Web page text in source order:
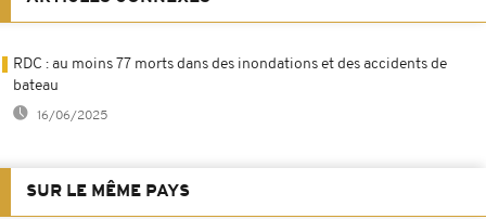
RDC : au moins 77 morts dans des inondations et des accidents de
bateau
16/06/2025
SUR LE MÊME PAYS